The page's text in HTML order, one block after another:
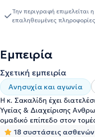
κέντρο ενσαρκώνοντας
Ψυχοθεραπευτική
όπως διαχείριση άγχους,
αυτοβελτίωσης,
συγκρούσεων. Βασίζεται
θεραπευτή - θεραπευμένου,
και δημιουργική πρέπει να
ζεστασιά και
εμπιστοσύνης, όπου
συναισθημάτων.
Την περιγραφή
επαληθευμένες
Εμπειρία
Σχετική εμπειρία
Ανησυχία και αγωνία
Η κ. Σακαλίδη έχει
Υγείας & Διαχείρισης
ομαδικό επίπεδο στον
18 συστάσεις ασθενών